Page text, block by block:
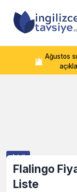
Ağustos
Adult
Flalingo
Liste